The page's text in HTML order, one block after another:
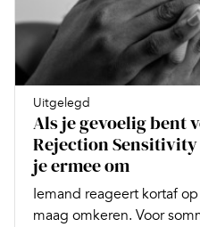
Uitgelegd
Als je gevoelig bent
Rejection
je ermee om
Iemand reageert kortaf
maag omkeren. Voor